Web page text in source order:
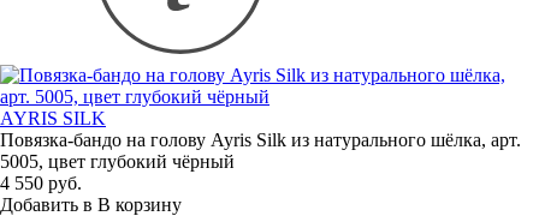
AYRIS SILK
Повязка-бандо на голову Ayris Silk из натурального шёлка, арт.
5005, цвет глубокий чёрный
4 550 руб.
Добавить в В корзину